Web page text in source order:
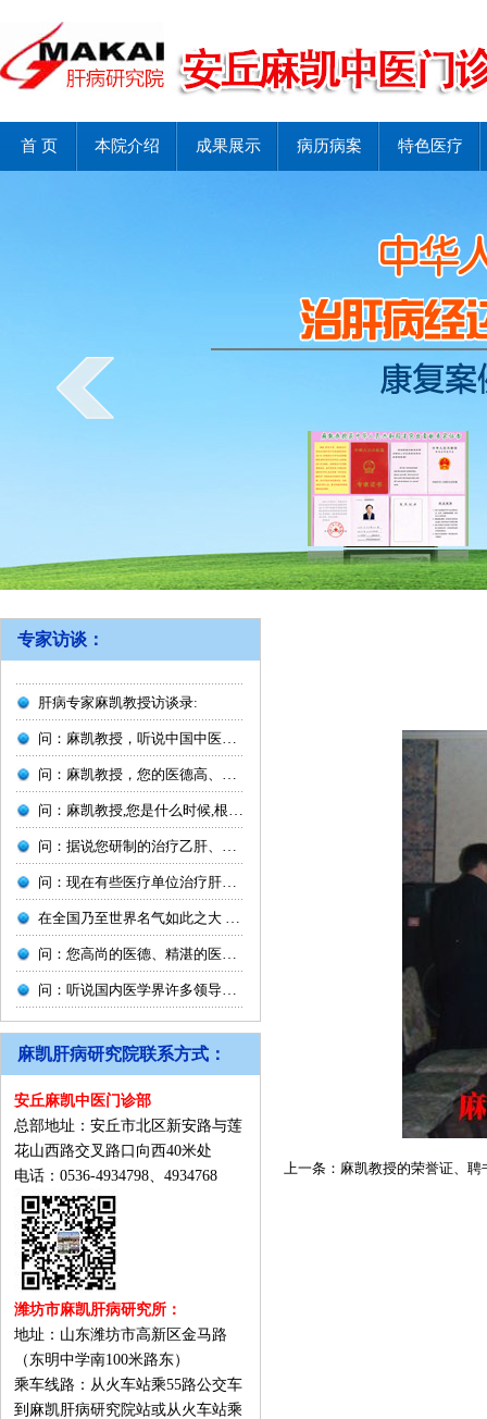
首 页 本院介绍 成果展示 病历病案 特色医疗
专家访谈：
肝病专家麻凯教授访谈录:
问：麻凯教授，听说中国中医药管理局都邀请您到上海中医药大学编什么书？
问：麻凯教授，您的医德高、医术精、名气大，曾三次被邀到北京参加大型义诊活动，具体是什么时间，什么部门邀请的？
问：麻凯教授,您是什么时候,根据什么要求被评为有突出贡献专家的?
问：据说您研制的治疗乙肝、丙肝、肝硬化的成果已通过了全国权威专家的鉴定？鉴定的结果如何？
问：现在有些医疗单位治疗肝病的宣传很多，对你有冲击吗？你对此有什么看法？
在全国乃至世界名气如此之大 ，具体在医学领域有什么特殊贡献？
问：您高尚的医德、精湛的医术和在事业上取得的成就，多次受到党和政府以及社会各界的充分肯定，并荣获了多项荣誉，请您介绍一下好吗？
问：听说国内医学界许多领导和专家学者对您的研究成果和事业发展也给予了充分肯定，纷纷题词予以赞扬？
麻凯肝病研究院联系方式：
安丘麻凯中医门诊部
总部地址：安丘市北区新安路与莲
花山西路交叉路口向西40米处
电话：0536-4934798、4934768
潍坊市麻凯肝病研究所：
地址：山东潍坊市高新区金马路
（东明中学南100米路东）
乘车线路：从火车站乘55路公交车
到麻凯肝病研究院站或从火车站乘
上一条： 麻凯教授的荣誉证、聘